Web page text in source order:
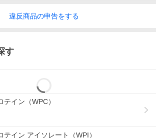
違反商品の申告をする
す
テイン（WPC）
テイン アイソレート（WPI）